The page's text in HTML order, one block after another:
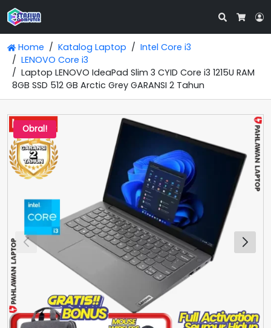
Search
Home Katalog Laptop
Intel Core i3
LENOVO Core i3
Laptop LENOVO IdeaPad Slim 3 CYID Core i3 1215U RAM
8GB SSD 512 GB Arctic Grey GARANSI 2 Tahun
Obral!